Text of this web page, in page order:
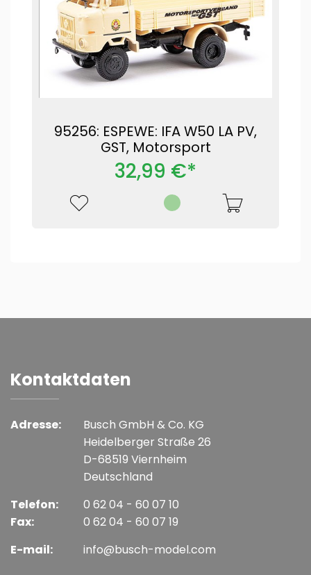
95256: ESPEWE: IFA W50 LA PV,
GST, Motorsport
32,99 €*
Kontaktdaten
Adresse:
Busch GmbH & Co. KG
Heidelberger Straße 26
D-68519 Viernheim
Deutschland
Telefon:
Fax:
0 62 04 - 60 07 10
0 62 04 - 60 07 19
E-mail:
info@busch-model.com